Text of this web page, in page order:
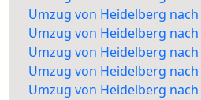
Umzug von Heidelberg
Umzug von Heidelberg
Umzug von Heidelberg
Umzug von Heidelberg
Umzug von Heidelberg